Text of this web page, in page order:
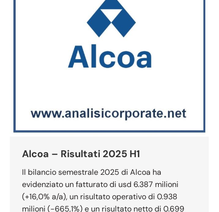
Alcoa – Risultati 2025 H1
Il bilancio semestrale 2025 di Alcoa ha
evidenziato un fatturato di usd 6.387 milioni
(+16,0% a/a), un risultato operativo di 0.938
milioni (-665,1%) e un risultato netto di 0.699